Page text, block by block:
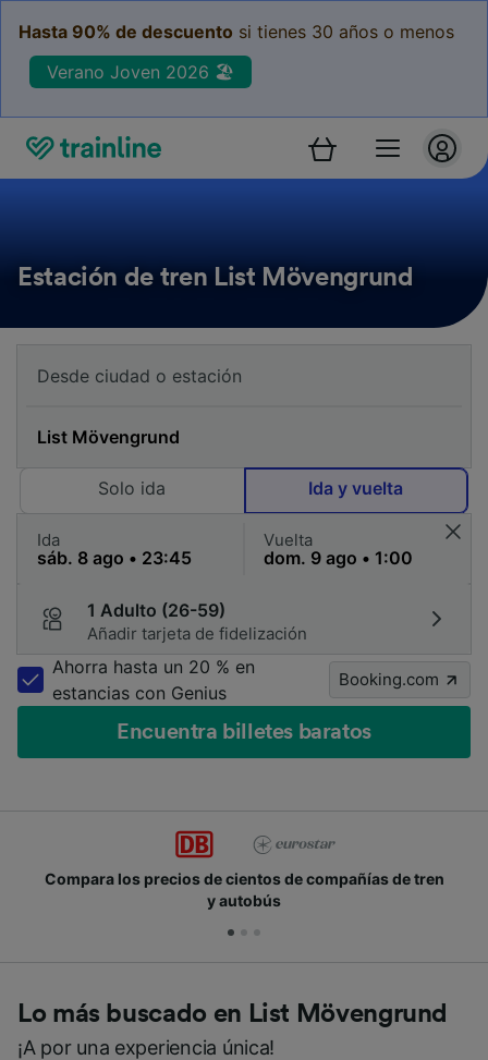
Hasta 90% de descuento si tienes 30 años o menos
Verano Joven 2026 🏖️
Estación de tren List Mövengrund
Solo ida Ida y vuelta
Ida Vuelta
1 Adulto (26-59)
Añadir tarjeta de fidelización
Ahorra hasta un 20 % en
estancias con Genius
Booking.com
Encuentra billetes baratos
Compara los precios de cientos de compañías de tren
y autobús
Lo más buscado en List Mövengrund
¡A por una experiencia única!